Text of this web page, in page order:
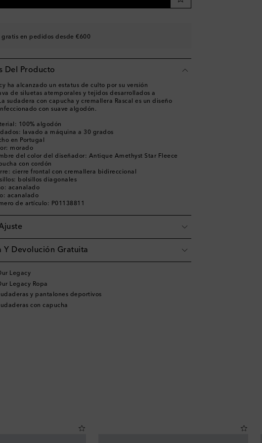
gratis en pedidos desde €600
Del Producto
ha alcanzado un estatus de culto por su versión
de siluetas atemporales y tejidos desarrollados a
sudadera con capucha y cremallera Rascal es un diseño
con suave algodón.
100% algodón
lavado a máquina a 30 grados
en Portugal
morado
del color del diseñador: Antique Amethyst Star Fleece
con cordón
cierre frontal con cremallera bidireccional
bolsillos diagonales
acanalado
acanalado
de artículo: P01138811
Y Devolución Gratuita
Legacy
Legacy Ropa
y pantalones deportivos
con capucha